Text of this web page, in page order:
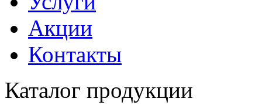
Акции
Контакты
Каталог продукции